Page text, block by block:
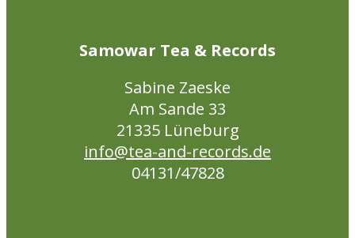
Samowar Tea & Records
Sabine Zaeske
Am Sande 33
21335 Lüneburg
info@tea-and-records.de
04131/47828